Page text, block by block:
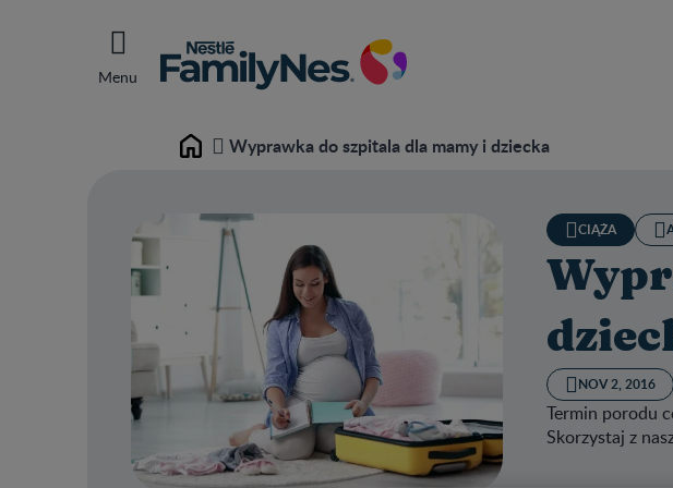
Menu
Home Wyprawka do szpitala dla mamy i dziecka
CIĄŻA
NOV 2, 2016
Termin porodu
Skorzystaj z